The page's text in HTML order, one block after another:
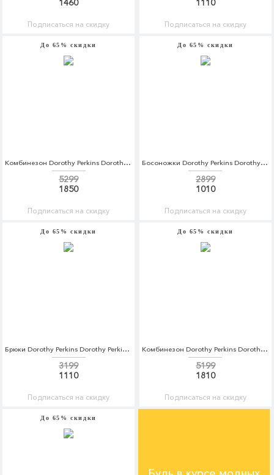
1460
Подписаться на скидку
1110
Подписаться на скидку
До 65% скидки
Комбинезон Dorothy Perkins Dorothy Perkins DO005EWBVPT5
5299
1850
Подписаться на скидку
До 65% скидки
Босоножки Dorothy Perkins Dorothy Perkins DO005AWCCRG1
2899
1010
Подписаться на скидку
До 65% скидки
Брюки Dorothy Perkins Dorothy Perkins DO005EWBVPT8
3199
1110
Подписаться на скидку
До 65% скидки
Комбинезон Dorothy Perkins Dorothy Perkins DO005EWBYDM1
5199
1810
Подписаться на скидку
До 65% скидки